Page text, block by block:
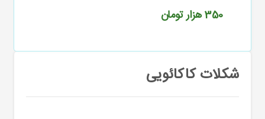
350هزار تومان
شکلات کاکائویی